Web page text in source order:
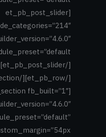
[et_pb_post_slider
fb_built=”1″